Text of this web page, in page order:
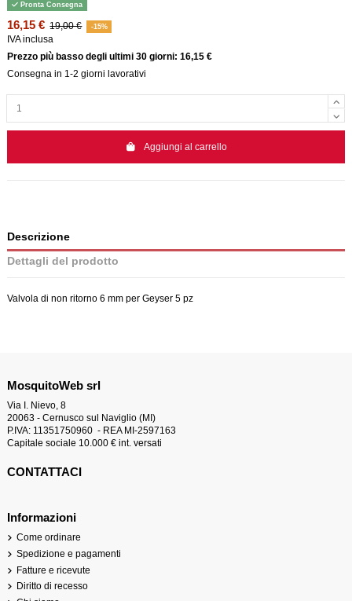
Pronta Consegna
16,15 € 19,00 € -15%
IVA inclusa
Prezzo più basso degli ultimi 30 giorni: 16,15 €
Consegna in 1-2 giorni lavorativi
Aggiungi al carrello
Descrizione
Dettagli del prodotto
Valvola di non ritorno 6 mm per Geyser 5 pz
MosquitoWeb srl
Via I. Nievo, 8
20063 - Cernusco sul Naviglio (MI)
P.IVA: 11351750960 - REA MI-2597163
Capitale sociale 10.000 € int. versati
CONTATTACI
Informazioni
Come ordinare
Spedizione e pagamenti
Fatture e ricevute
Diritto di recesso